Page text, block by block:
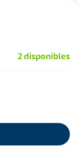
2 disponibles